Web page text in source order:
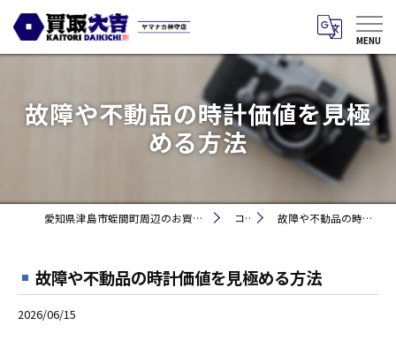
故障や不動品の時計価値を見極
める方法
愛知県津島市蛭間町周辺のお買取りなら買取大吉 ヤマナカ神守店 コラム 故障や不動品の時計価値を見極める方法
故障や不動品の時計価値を見極める方法
2026/06/15